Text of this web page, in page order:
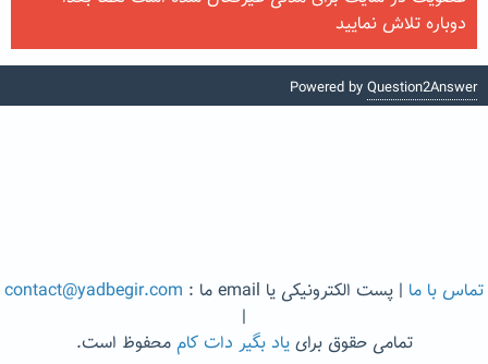
دوباره تلاش نمایید
Powered by Question2Answer
تماس با ما | پست الکترونیکی یا email ما :
contact@yadbegir.com
|
تمامی حقوق براییاد بگیر دات کام محفوظ است.